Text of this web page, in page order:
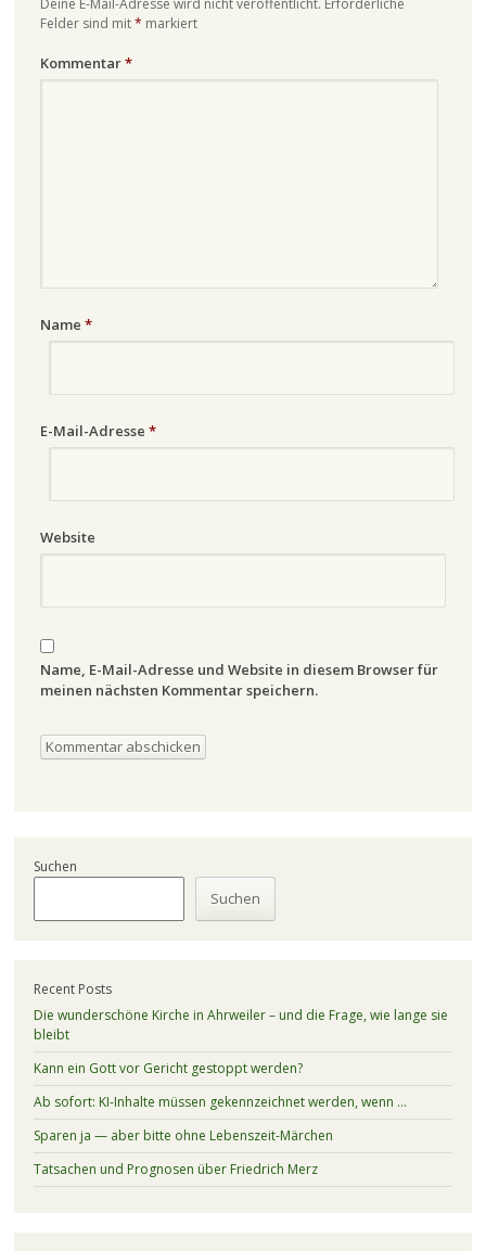
Deine E-Mail-Adresse wird nicht veröffentlicht. Erforderliche
Felder sind mit* markiert
Kommentar*
Name *
E-Mail-Adresse *
Website
Name, E-Mail-Adresse und Website in diesem Browser für
meinen nächsten Kommentar speichern.
Suchen
Suchen
Recent Posts
Die wunderschöne Kirche in Ahrweiler – und die Frage, wie lange sie
bleibt
Kann ein Gott vor Gericht gestoppt werden?
Ab sofort: KI-Inhalte müssen gekennzeichnet werden, wenn …
Sparen ja — aber bitte ohne Lebenszeit-Märchen
Tatsachen und Prognosen über Friedrich Merz